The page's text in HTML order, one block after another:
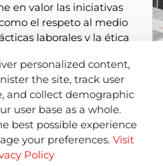
en valor las iniciativas
el respeto al medio
laborales y la ética
integrar la sostenibilidad
supone un impulso
las acciones ya
una mejora continua
con la RSC.
personalized content,
the site, track user
and collect demographic
user base as a whole.
best possible experience
your preferences. Visit
Policy